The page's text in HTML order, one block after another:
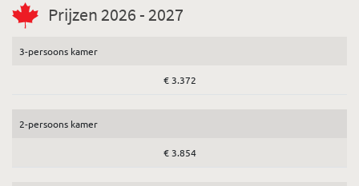
Prijzen 2026 - 2027
3-persoons kamer
€ 3.372
2-persoons kamer
€ 3.854